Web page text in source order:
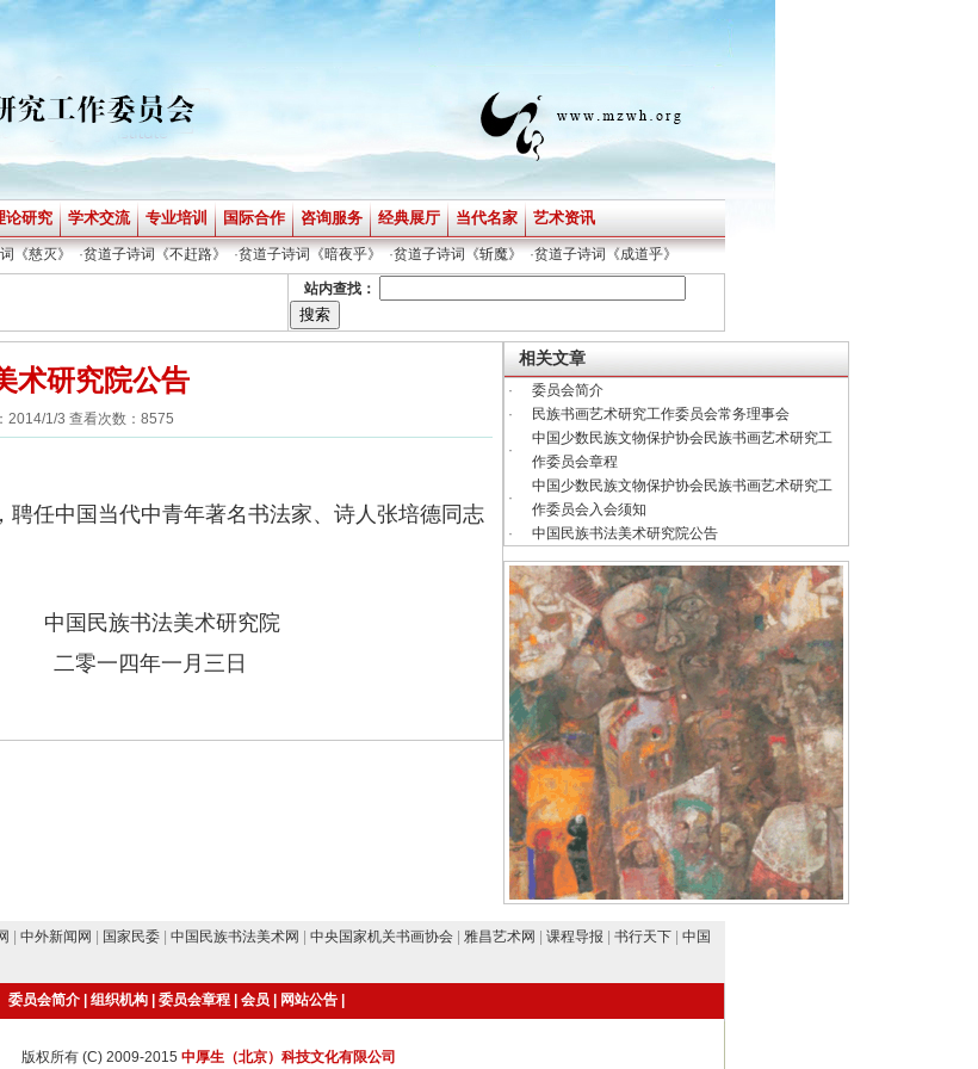
论研究 学术交流 专业培训 国际合作 咨询服务 经典展厅 当代名家 艺术资讯
慈灭》· 贫道子诗词《不赶路》· 贫道子诗词《暗夜乎》· 贫道子诗词《斩魔》· 贫道子诗词《成道乎》·
站内查找：
术研究院公告
2014/1/3 查看次数：8575
任中国当代中青年著名书法家、诗人张培德同志
中国民族书法美术研究院
二零一四年一月三日
相关文章
·
委员会简介
·
民族书画艺术研究工作委员会常务理事会
·
中国少数民族文物保护协会民族书画艺术研究工
作委员会章程
·
中国少数民族文物保护协会民族书画艺术研究工
作委员会入会须知
·
中国民族书法美术研究院公告
中外新闻网 国家民委 中国民族书法美术网 中央国家机关书画协会 雅昌艺术网 课程导报 书行天下
中国
委员会简介
组织机构 委员会章程 会员 网站公告
版权所有 (C) 2009-2015 中厚生（北京）科技文化有限公司